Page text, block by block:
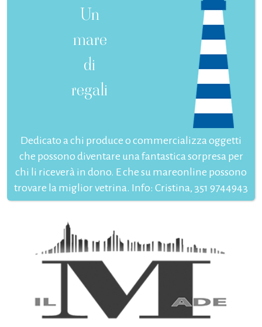
Un
mare
di
regali
Dedicato a chi produce o commercializza oggetti
che possono diventare una fantastica sorpresa per
chi li riceverà in dono. E che su mareonline possono
trovare la miglior vetrina. Info: Cristina, 351 9744943